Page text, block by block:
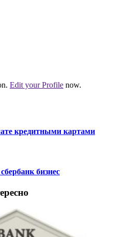
Edit your Profile now.
кредитными картами
бизнес